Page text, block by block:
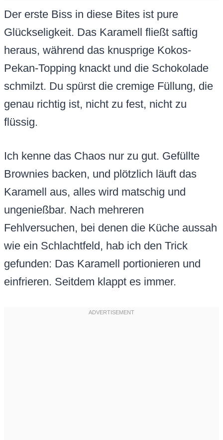
Der erste Biss in diese Bites ist pure
Glückseligkeit. Das Karamell fließt saftig
heraus, während das knusprige Kokos-
Pekan-Topping knackt und die Schokolade
schmilzt. Du spürst die cremige Füllung, die
genau richtig ist, nicht zu fest, nicht zu
flüssig.
Ich kenne das Chaos nur zu gut. Gefüllte
Brownies backen, und plötzlich läuft das
Karamell aus, alles wird matschig und
ungenießbar. Nach mehreren
Fehlversuchen, bei denen die Küche aussah
wie ein Schlachtfeld, hab ich den Trick
gefunden: Das Karamell portionieren und
einfrieren. Seitdem klappt es immer.